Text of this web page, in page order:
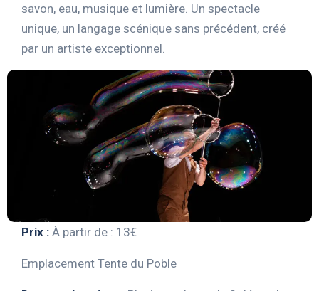
savon, eau, musique et lumière. Un spectacle
unique, un langage scénique sans précédent, créé
par un artiste exceptionnel.
Prix : À partir de : 13€
Emplacement Tente du Poble